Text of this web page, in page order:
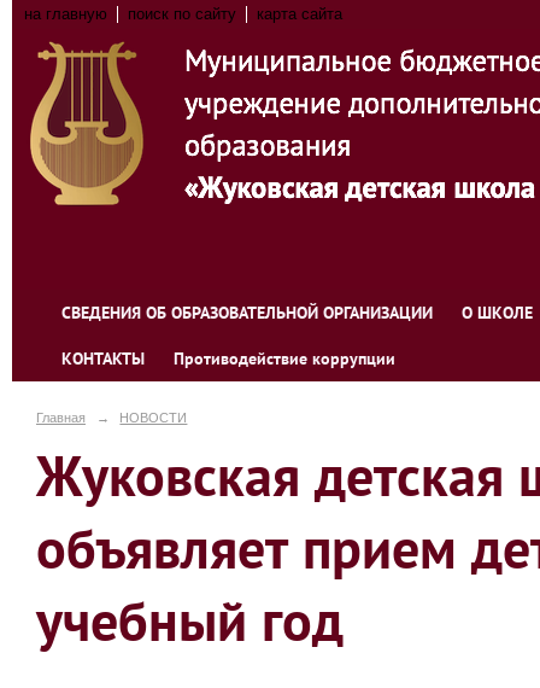
на главную поиск по сайту карта сайта
СВЕДЕНИЯ ОБ ОБРАЗОВАТЕЛЬНОЙ ОРГАНИЗАЦИИ О ШКОЛЕ
КОНТАКТЫ Противодействие коррупции
Главная → НОВОСТИ
Жуковская
объявляет прием
учебный год